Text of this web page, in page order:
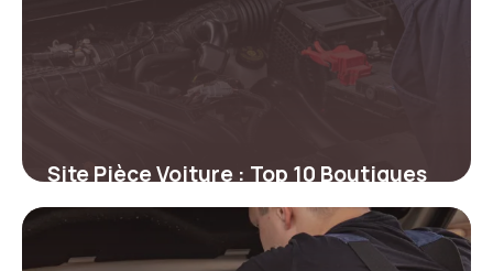
Site Pièce Voiture : Top 10 Boutiques
2026